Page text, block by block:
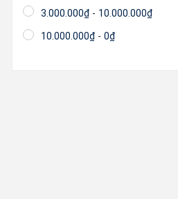
3.000.000₫ - 10.000.000₫
10.000.000₫ - 0₫